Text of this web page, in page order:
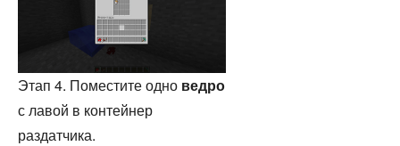
Этап 4. Поместите одно ведро
с лавой в контейнер
раздатчика.